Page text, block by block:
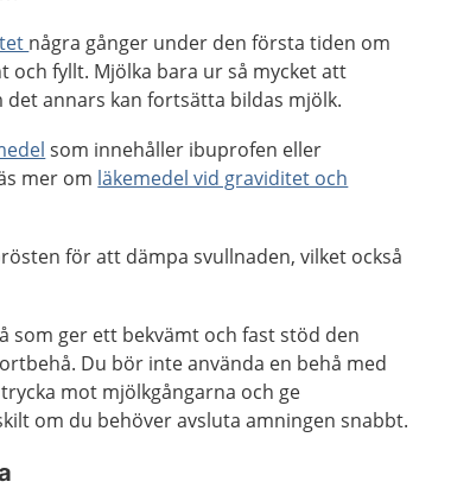
några gånger under den första tiden om
och fyllt. Mjölka bara ur så mycket att
annars kan fortsätta bildas mjölk.
som innehåller ibuprofen eller
mer om läkemedel vid graviditet och
för att dämpa svullnaden, vilket också
som ger ett bekvämt och fast stöd den
Du bör inte använda en behå med
mot mjölkgångarna och ge
om du behöver avsluta amningen snabbt.